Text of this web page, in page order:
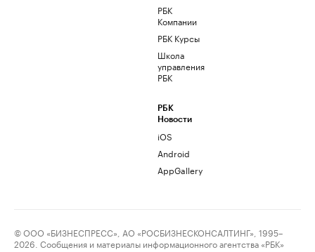
РБК
Компании
РБК Курсы
Школа
управления
РБК
РБК
Новости
iOS
Android
AppGallery
© ООО «БИЗНЕСПРЕСС», АО «РОСБИЗНЕСКОНСАЛТИНГ», 1995–
2026. Сообщения и материалы информационного агентства «РБК»